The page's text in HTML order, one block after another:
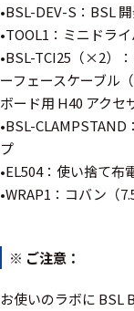
ータ
アイトラ
ッキング
プローブ
トランス
デューサ
リアする
•BSL-DEV-S：BSL
•TOOL1：ミニドラ
•BSL-TCI25（×2）
ーフェースケーブル
ボード用 H40 アクセ
•BSL-
プ
•EL504：使い捨て布
•WRAP1：コバン（
※ ご注意：
お使いのラボに BSL